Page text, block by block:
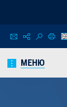
МЕНЮ